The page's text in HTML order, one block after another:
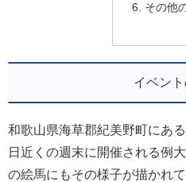
その他
イベン
和歌山県海草郡紀美野町にあ
日近くの週末に開催される例
の絵馬にもその様子が描かれ